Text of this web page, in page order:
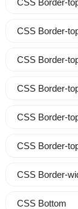
CSS Border-
CSS Border-
CSS Border-
CSS Border-
CSS Border-
CSS Border-
CSS Bottom